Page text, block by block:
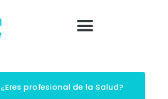
¿Eres profesional de la Salud?